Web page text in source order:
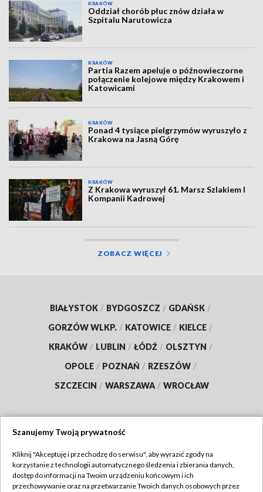
KRAKÓW
Oddział chorób płuc znów działa w
Szpitalu Narutowicza
KRAKÓW
Partia Razem apeluje o późnowieczorne
połączenie kolejowe między Krakowem i
Katowicami
KRAKÓW
Ponad 4 tysiące pielgrzymów wyruszyło z
Krakowa na Jasną Górę
KRAKÓW
Z Krakowa wyruszył 61. Marsz Szlakiem I
Kompanii Kadrowej
ZOBACZ WIĘCEJ
BIAŁYSTOK / BYDGOSZCZ / GDAŃSK /
GORZÓW WLKP. / KATOWICE / KIELCE /
KRAKÓW / LUBLIN / ŁÓDŹ / OLSZTYN /
OPOLE / POZNAŃ / RZESZÓW /
SZCZECIN / WARSZAWA / WROCŁAW
TVP
Abonament TVP
Regulamin TVP
Szanujemy Twoją prywatność
Kliknij "Akceptuję i przechodzę do serwisu", aby wyrazić zgody na
korzystanie z technologii automatycznego śledzenia i zbierania danych,
dostęp do informacji na Twoim urządzeniu końcowym i ich
przechowywanie oraz na przetwarzanie Twoich danych osobowych przez